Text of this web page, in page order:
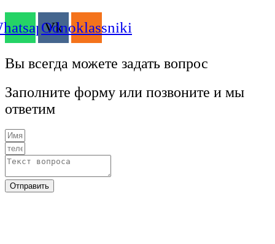
Vk
Odnoklassniki
Вы всегда можете задать вопрос
Заполните форму или позвоните и мы
ответим
Отправить